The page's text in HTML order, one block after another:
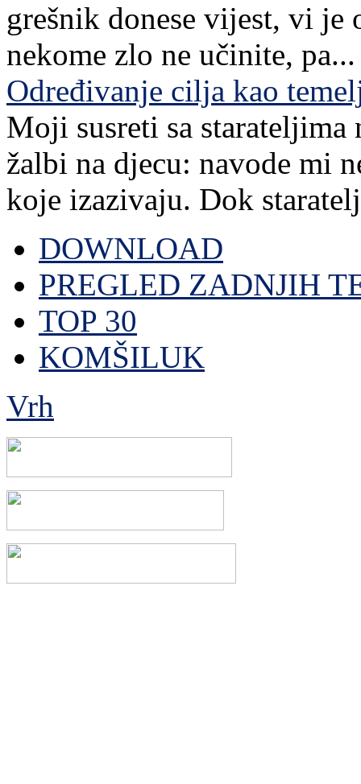
grešnik donese vijest, vi je
nekome zlo ne učinite, pa...
Određivanje cilja kao
Moji susreti sa
žalbi na djecu: navode mi
koje izazivaju. Dok
DOWNLOAD
PREGLED ZADNJIH
TOP 30
KOMŠILUK
Vrh